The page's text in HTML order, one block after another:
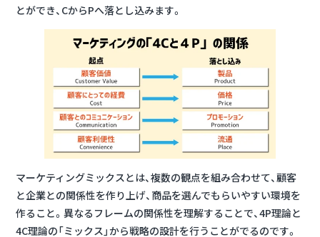
とができ、CからPへ落とし込みます。
マーケティングミックスとは、複数の観点を組み合わせて、顧客
と企業との関係性を作り上げ、商品を選んでもらいやすい環境を
作ること。異なるフレームの関係性を理解することで、4P理論と
4C理論の「ミックス」から戦略の設計を行うことがでるのです。